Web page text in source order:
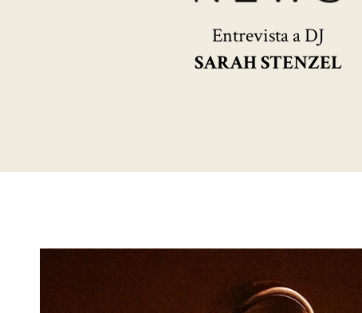
Entrevista a DJ
SARAH STENZEL